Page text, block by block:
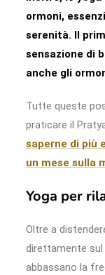
ormoni,
serenità. Il
sensazione di
anche gli
Tutte queste
praticare il
saperne di più
un mese sulla
Yoga per
Oltre a
direttamente sul
abbassano la